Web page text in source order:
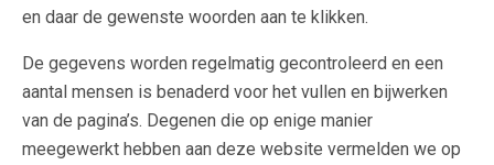
en daar de gewenste woorden aan te klikken.
De gegevens worden regelmatig gecontroleerd en een
aantal mensen is benaderd voor het vullen en bijwerken
van de pagina’s. Degenen die op enige manier
meegewerkt hebben aan deze website vermelden we op